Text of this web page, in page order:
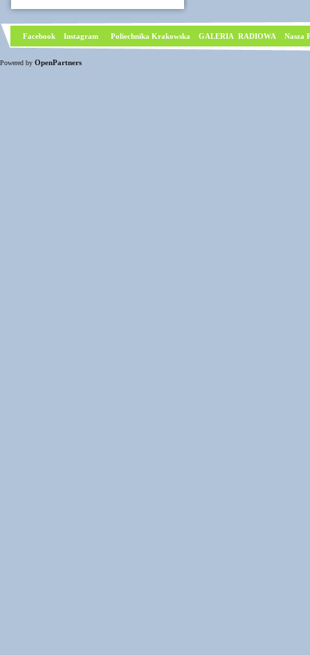
Facebook Instagram Poliechnika Krakowska GALERIA RADIOWA Nasza
Powered by OpenPartners